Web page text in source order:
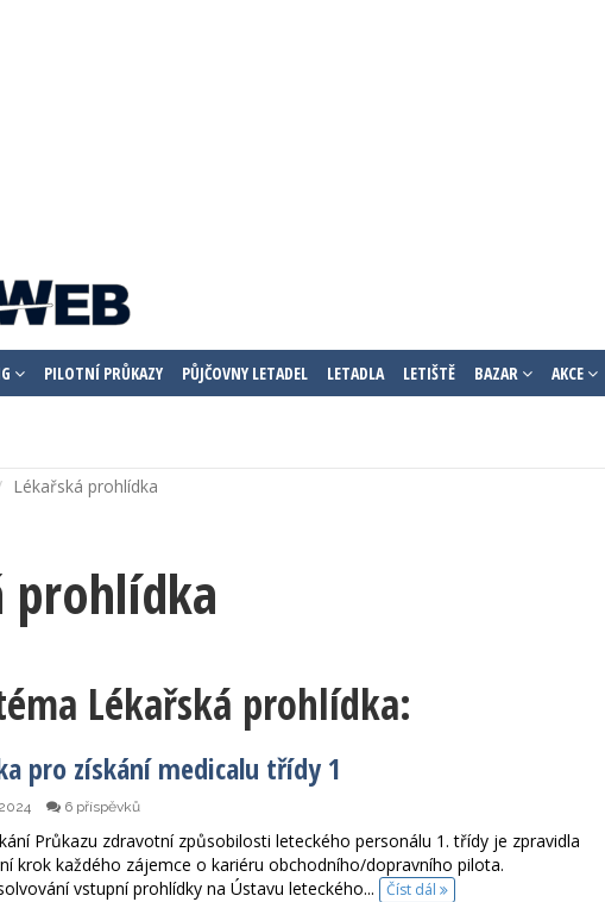
PILOTNÍ PRŮKAZY PŮJČOVNY LETADEL LETADLA LETIŠTĚ BAZAR AKCE
Lékařská prohlídka
prohlídka
Lékařská prohlídka:
pro získání medicalu třídy 1
6 příspěvků
Průkazu zdravotní způsobilosti leteckého personálu 1. třídy je zpravidla
krok každého zájemce o kariéru obchodního/dopravního pilota.
vstupní prohlídky na Ústavu leteckého...
Číst dál